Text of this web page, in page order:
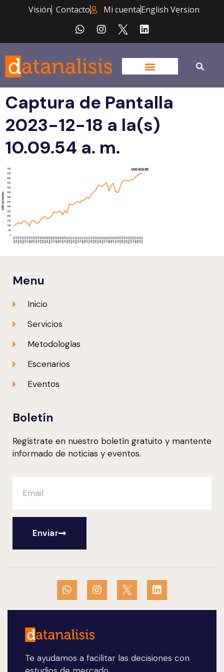
Visión Contacto Mi cuentaEnglish Version
Captura de Pantalla
2023-12-18 a la(s)
10.09.54 a. m.
Te ayudamos a facilitar las decisiones con
Menu
Inicio
Servicios
Metodologías
Escenarios
Eventos
Boletín
Regístrate en nuestro boletín gratuito y mantente
informado de noticias y eventos.
Enviar